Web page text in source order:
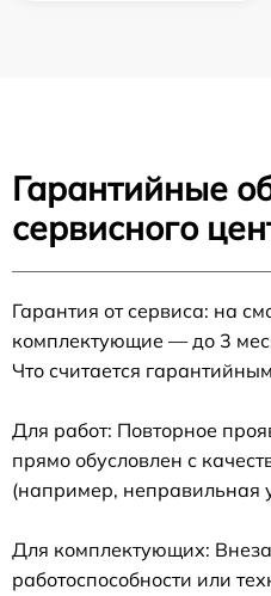
Гарантийные
сервисного
Гарантия от сервиса: на
комплектующие — до 3
Что считается
Для работ: Повторное
прямо обусловлен с
(например, неправильная
Для комплектующих:
работоспособности или